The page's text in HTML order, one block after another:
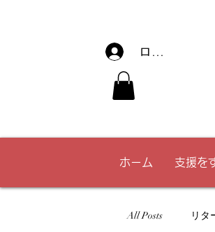
ログイン
ホーム 支援を
All Posts リタ